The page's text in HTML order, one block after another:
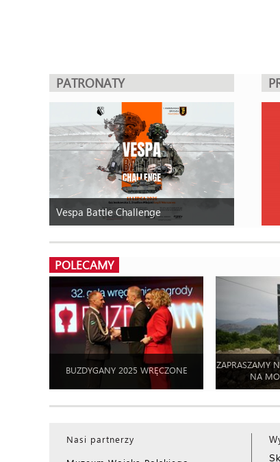
PATRONATY
Vespa Battle Challenge
POLECAMY
BUZDYGANY 2025 WRĘCZONE
ZAPRASZAMY
NA
Nasi partnerzy